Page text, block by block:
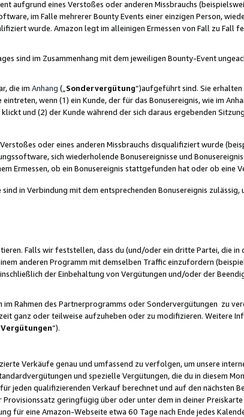
aufgrund eines Verstoßes oder anderen Missbrauchs
im Falle mehrerer Bounty Events einer einzigen Person,
wurde. Amazon legt im alleinigen Ermessen von Fall zu Fall
sind im Zusammenhang mit dem jeweiligen Bounty-Event
die im Anhang („ Sondervergütung“)aufgeführt sind. Sie
eintreten, wenn (1) ein Kunde, der für das Bonusereignis, wie im
und (2) der Kunde während der sich daraus ergebenden
oder eines anderen Missbrauchs disqualifiziert wurde
sich wiederholende Bonusereignisse und
Ermessen, ob ein Bonusereignis stattgefunden hat oder ob eine
in Verbindung mit dem entsprechenden Bonusereignis zulässig,
Falls wir feststellen, dass du (und/oder ein dritte Partei, die in
anderen Programm mit demselben Traffic einzufordern
der Einbehaltung von Vergütungen und/oder der
Rahmen des Partnerprogramms oder Sondervergütungen zu
ganz oder teilweise aufzuheben oder zu modifizieren. Weitere
“).
Verkäufe genau und umfassend zu verfolgen, um unsere
und spezielle Vergütungen, die du in diesem
jeden qualifizierenden Verkauf berechnet und auf den nächsten
geringfügig über oder unter dem in deiner
für eine Amazon-Webseite etwa 60 Tage nach Ende jedes